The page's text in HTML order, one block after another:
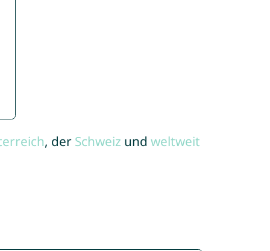
, der Schweiz und weltweit